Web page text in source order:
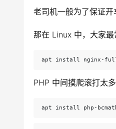
老司机一般为了保证
那在 Linux 中，大家
apt install nginx-full
PHP 中间摸爬滚打太
apt install php-